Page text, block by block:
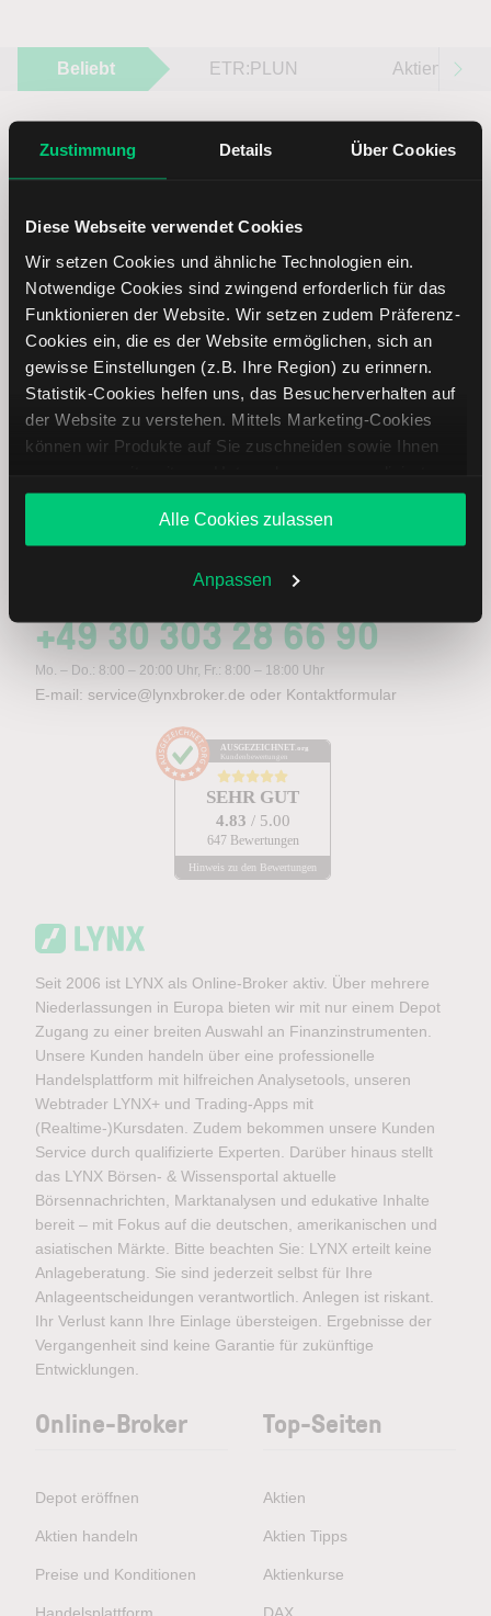
Zustimmung Details Über Cookies
Diese Webseite verwendet Cookies
Wir setzen Cookies und ähnliche Technologien ein.
Notwendige Cookies sind zwingend erforderlich für das
Funktionieren der Website. Wir setzen zudem Präferenz-
Cookies ein, die es der Website ermöglichen, sich an
gewisse Einstellungen (z.B. Ihre Region) zu erinnern.
Statistik-Cookies helfen uns, das Besucherverhalten auf
der Website zu verstehen. Mittels Marketing-Cookies
können wir Produkte auf Sie zuschneiden sowie Ihnen
Angebote unterbreiten. Sie entscheiden, welche Cookies
Sie zulassen oder ablehnen. Ihre Entscheidung können
Sie jederzeit in denCookie-Einstellungenändern.
Weitere Infos auch in unsererDatenschutzerklärung
Alle Cookies zulassen
Anpassen
Beliebt ETR:PLUN Aktien im
Treten Sie mit uns in Kontakt
+49 30 303 28 66 90
Mo. – Do.: 8:00 – 20:00 Uhr, Fr.: 8:00 – 18:00 Uhr
E-mail: service@lynxbroker.de oder Kontaktformular
AUSGEZEICHNET .org
Kundenbewertungen
SEHR GUT
4.83 / 5.00
647 Bewertungen
Hinweis zu den Bewertungen
Immer up to date – mit unseren
Newslettern
Abonnieren
Seit 2006 ist LYNX als Online-Broker aktiv. Über mehrere
Niederlassungen in Europa bieten wir mit nur einem Depot
Zugang zu einer breiten Auswahl an Finanzinstrumenten.
Unsere Kunden handeln über eine professionelle
Handelsplattform mit hilfreichen Analysetools, unseren
Webtrader LYNX+ und Trading-Apps mit
(Realtime-)Kursdaten. Zudem bekommen unsere Kunden
Service durch qualifizierte Experten. Darüber hinaus stellt
das LYNX Börsen- & Wissensportal aktuelle
Börsennachrichten, Marktanalysen und edukative Inhalte
bereit – mit Fokus auf die deutschen, amerikanischen und
asiatischen Märkte. Bitte beachten Sie: LYNX erteilt keine
Anlageberatung. Sie sind jederzeit selbst für Ihre
Anlageentscheidungen verantwortlich. Anlegen ist riskant.
Ihr Verlust kann Ihre Einlage übersteigen. Ergebnisse der
Vergangenheit sind keine Garantie für zukünftige
Entwicklungen.
Online-Broker
Depot eröffnen
Aktien handeln
Preise und Konditionen
Top-Seiten
Aktien
Aktien Tipps
Aktienkurse